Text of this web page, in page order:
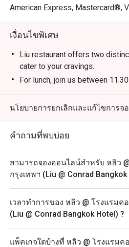
เพลินจิต เดินทางสะดวก บรรยากาศ
เมนูไฮไลต์ ได้แก่ บุฟเฟ่ต์ติ่มซำ เป็ด
และปลาหิมะย่างซอสถั่วเหลืองชั้นดี
ที่มองหาติ่มซำคุณภาพเยี่ยม และนัก
ประสบการณ์อาหารที่ประทับใจใก
เวลาเพื่อรับส่วนลดสูงสุดถึง 50% ส
American Express, Mastercard®,
เงื่อนไขพิเศษ
Liu restaurant offers two
cater to your cravings.
For lunch, join us between
our delectable All-You-Can-Eat
(last order at 14.00), with
and public holidays (excluding
* Last order for lunch is at 14:00
For dinner, we reopen at 18.00,
delightful a-la-carte dinner.
Join us at Liu Restaurant to
journey you won't forget!
** Our menu and pricing are
prior notice, allowing us to
with innovative and
นโยบายการยกเลิกและแก้ไขการจ
คำถามที่พบบ่อย
สามารถจองออนไลน์สำหรับ หลิว
กรุงเทพฯ (Liu @ Conrad
เวลาทำการของ หลิว @ โรงแรมค
(Liu @ Conrad Bangkok Hotel) ?
แพ็คเกจใดบ้างที่ หลิว @ โรงแรมค